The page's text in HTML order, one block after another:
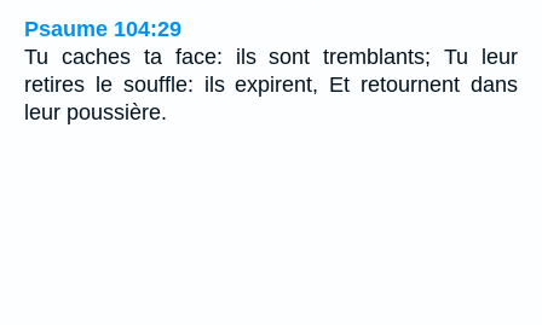
Psaume 104:29
Tu caches ta face: ils sont tremblants; Tu leur
retires le souffle: ils expirent, Et retournent dans
leur poussière.